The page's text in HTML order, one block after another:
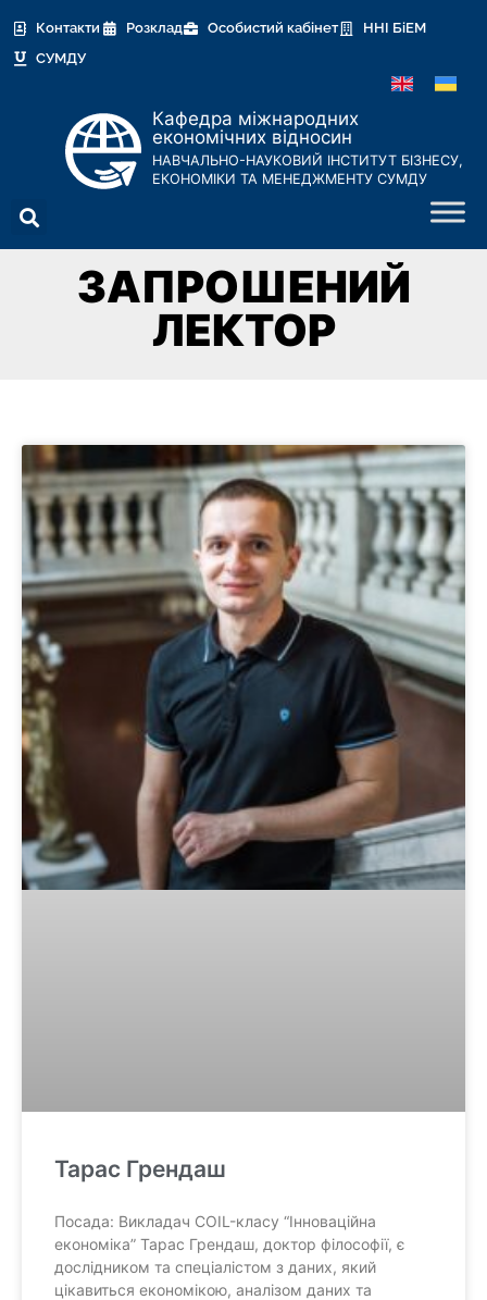
Контакти Розклад Особистий кабінет
ННІ БіЕМ
СУМДУ
Кафедра міжнародних
економічних відносин
НАВЧАЛЬНО-НАУКОВИЙ ІНСТИТУТ БІЗНЕСУ,
ЕКОНОМІКИ ТА МЕНЕДЖМЕНТУ СУМДУ
ЗАПРОШЕНИЙ
ЛЕКТОР
Тарас Грендаш
Посада: Викладач COIL-класу “Інноваційна
економіка” Тарас Грендаш, доктор філософії, є
дослідником та спеціалістом з даних, який
цікавиться економікою, аналізом даних та